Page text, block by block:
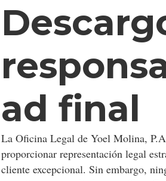
ad final
La Oficina Legal de Yoel Molina,
proporcionar representación legal
cliente excepcional. Sin embargo,